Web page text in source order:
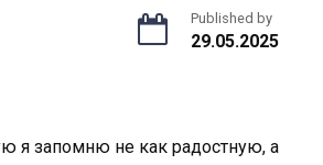
Published by
29.05.2025
я запомню не как радостную, а